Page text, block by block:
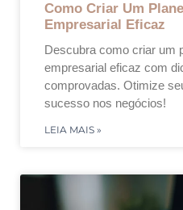
Como Criar Um
Empresarial Eficaz
Descubra como criar um
empresarial eficaz com
comprovadas. Otimize
sucesso nos negócios!
LEIA MAIS »